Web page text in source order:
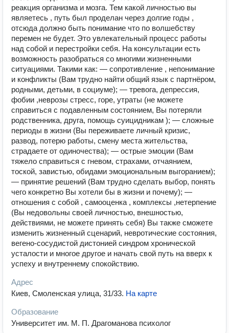
реакция организма и мозга. Тем какой личностью вы
являетесь , путь был проделан через долгие годы ,
отсюда должно быть понимание что по волшебству
перемен не будет. Это увлекательный процесс работы
над собой и перестройки себя. На консультации есть
возможность разобраться со многими жизненными
ситуациями. Такими как: — сопротивление , непонимание
и конфликты (Вам трудно найти общий язык с партнёром,
родными, детьми, в социуме); — тревога, депрессия,
фобии ,неврозы стресс, горе, утраты (не можете
справиться с подавленным состоянием, Вы потеряли
родственника, друга, помощь суицидникам ); — сложные
периоды в жизни (Вы переживаете личный кризис,
развод, потерю работы, смену места жительства,
страдаете от одиночества); — острые эмоции (Вам
тяжело справиться с гневом, страхами, отчаянием,
тоской, завистью, обидами эмоциональным выгоранием);
— принятие решений (Вам трудно сделать выбор, понять
чего конкретно Вы хотели бы в жизни и почему); —
отношения с собой , самооценка , комплексы ,нетерпение
(Вы недовольны своей личностью, внешностью,
действиями, не можете принять себя) Вы также сможете
изменить жизненный сценарий, невротические состояния,
вегено-сосудистой дистонией синдром хронической
усталости и многое другое и начать свой путь на вверх к
успеху и внутреннему спокойствию.
Адрес
Киев, Смоленская улица, 31/33. На карте
Образование
Университет им. М. П. Драгоманова психолог